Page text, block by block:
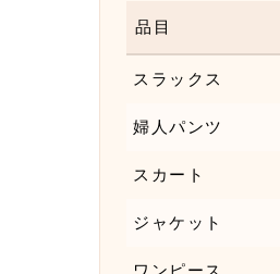
品目
スラックス
婦人パンツ
スカート
ジャケット
ワンピース